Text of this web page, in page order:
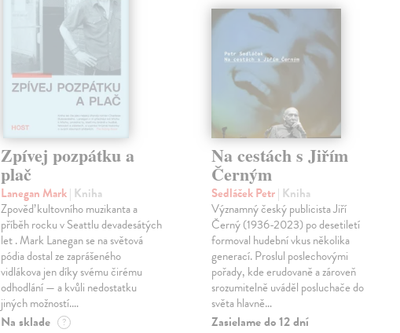
Zpívej pozpátku a
plač
Lanegan Mark| Kniha
Zpověď kultovního muzikanta a
příběh rocku v Seattlu devadesátých
let . Mark Lanegan se na světová
pódia dostal ze zaprášeného
vidlákova jen díky svému čirému
odhodlání — a kvůli nedostatku
jiných možností.…
Na sklade ?
Na cestách s Jiřím
Černým
Sedláček Petr| Kniha
Významný český publicista Jiří
Černý (1936-2023) po desetiletí
formoval hudební vkus několika
generací. Proslul poslechovými
pořady, kde erudovaně a zároveň
srozumitelně uváděl posluchače do
světa hlavně…
Zasielame do 12 dní